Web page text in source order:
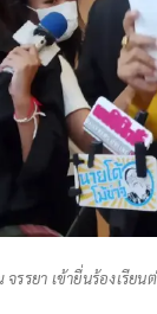
จรรยา เข้ายื่นร้องเรีย